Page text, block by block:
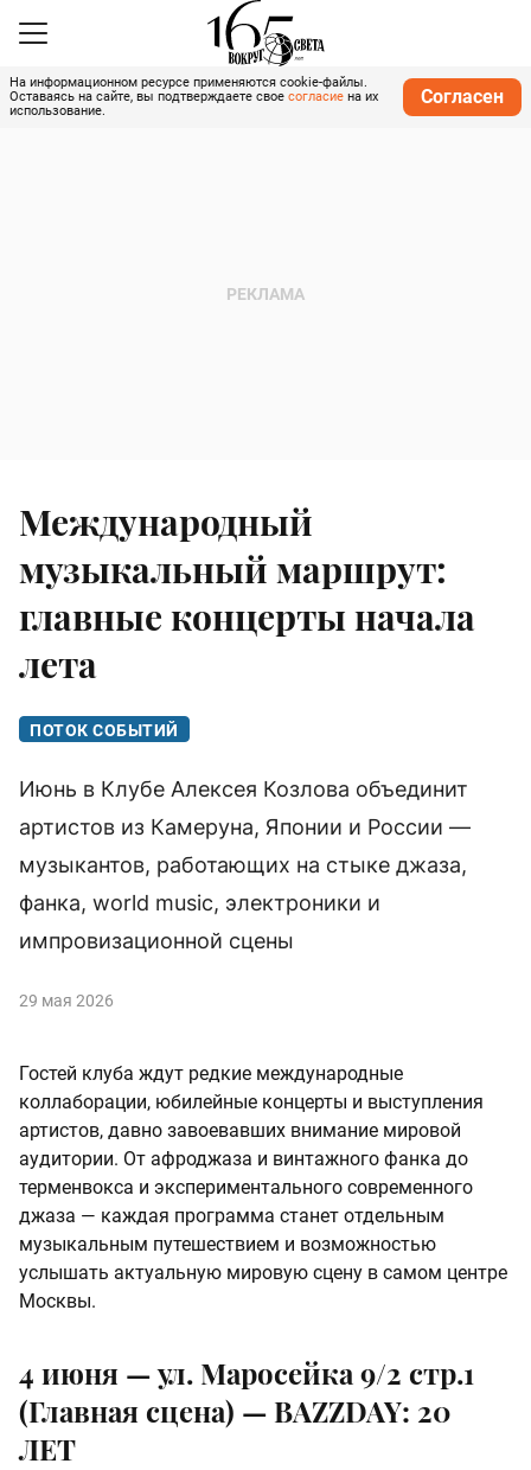
На информационном ресурсе применяются cookie-файлы.
Оставаясь на сайте, вы подтверждаете свое согласие на их
использование.
Согласен
Международный
музыкальный маршрут:
главные концерты начала
лета
ПОТОК СОБЫТИЙ
Июнь в Клубе Алексея Козлова объединит
артистов из Камеруна, Японии и России —
музыкантов, работающих на стыке джаза,
фанка, world music, электроники и
импровизационной сцены
29 мая 2026
Гостей клуба ждут редкие международные
коллаборации, юбилейные концерты и выступления
артистов, давно завоевавших внимание мировой
аудитории. От афроджаза и винтажного фанка до
терменвокса и экспериментального современного
джаза — каждая программа станет отдельным
музыкальным путешествием и возможностью
услышать актуальную мировую сцену в самом центре
Москвы.
4 июня — ул. Маросейка 9/2 стр.1
(Главная сцена) — BAZZDAY: 20
ЛЕТ